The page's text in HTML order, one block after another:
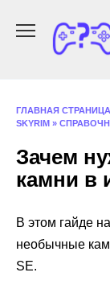
содержанию
ГЛАВНАЯ СТРАНИЦА
SKYRIM »
Зачем
камни в
В этом гайде
необычные
SE.